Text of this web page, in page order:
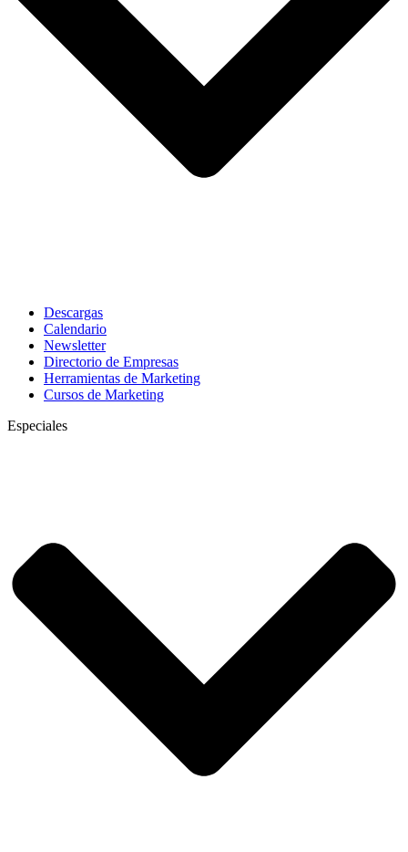
Descargas
Calendario
Newsletter
Directorio de Empresas
Herramientas de Marketing
Cursos de Marketing
Especiales